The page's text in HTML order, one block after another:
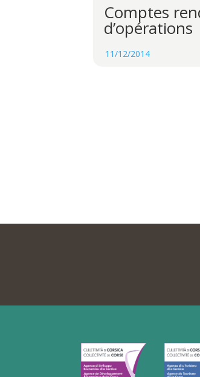
Comptes
d’opérations
11/12/2014